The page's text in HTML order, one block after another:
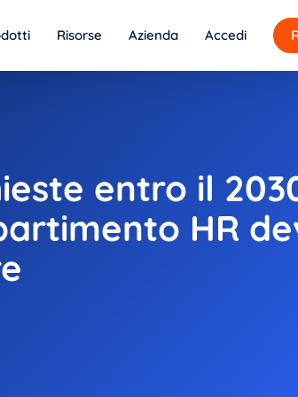
Risorse Azienda Accedi
entro il
HR